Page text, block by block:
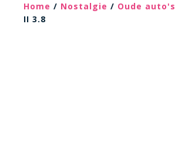
Home / Nostalgie / Oude auto's
II 3.8